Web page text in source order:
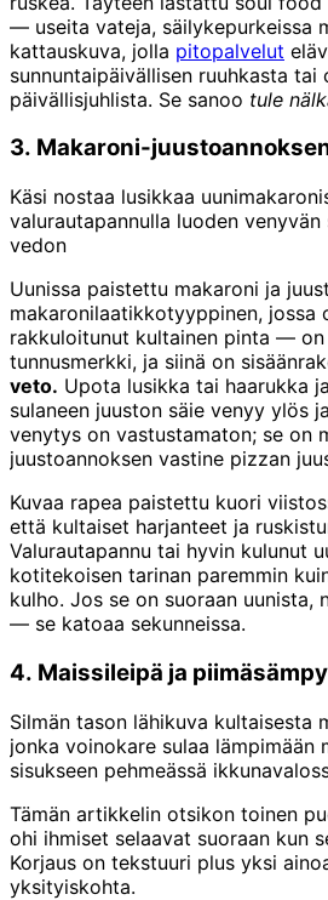
— useita vateja, säilykepurkeissa
kattauskuva, jolla pitopalvelut
sunnuntaipäivällisen ruuhkasta tai
päivällisjuhlista. Se sanoo tule
3. Makaroni-
Käsi nostaa lusikkaa
valurautapannulla luoden venyvän
vedon
Uunissa paistettu makaroni ja
makaronilaatikkotyyppinen, jossa
rakkuloitunut kultainen pinta —
tunnusmerkki, ja siinä on
veto. Upota lusikka tai haarukka
sulaneen juuston säie venyy ylös
venytys on vastustamaton; se on
juustoannoksen vastine pizzan
Kuvaa rapea paistettu kuori
että kultaiset harjanteet ja
Valurautapannu tai hyvin kulunut
kotitekoisen tarinan paremmin
kulho. Jos se on suoraan uunista,
— se katoaa sekunneissa.
4. Maissileipä ja
Silmän tason lähikuva kultaisesta
jonka voinokare sulaa lämpimään
sisukseen pehmeässä
Tämän artikkelin otsikon toinen
ohi ihmiset selaavat suoraan kun
Korjaus on tekstuuri plus yksi
yksityiskohta.